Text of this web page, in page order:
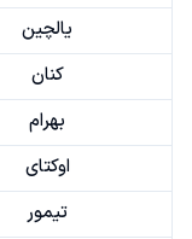
یالچین
کنان
بهرام
اوکتای
تیمور